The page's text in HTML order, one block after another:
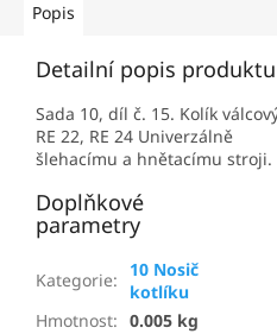
Popis
Detailní popis produktu
Sada 10, díl č. 15. Kolík
RE 22, RE 24 Univerzálně
šlehacímu a hnětacímu stroji.
Doplňkové
parametry
Kategorie:
10 Nosič
kotlíku
Hmotnost: 0.005 kg